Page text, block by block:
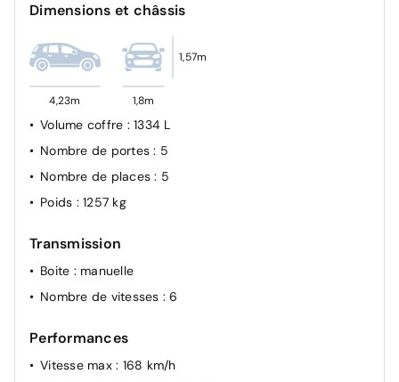
Dimensions et châssis
4,23m 1,8m
1,57m
Volume coffre : 1334 L
Nombre de portes: 5
Nombre de places: 5
Poids : 1257 kg
Transmission
Boite : manuelle
Nombre de vitesses : 6
Performances
Vitesse max : 168 km/h